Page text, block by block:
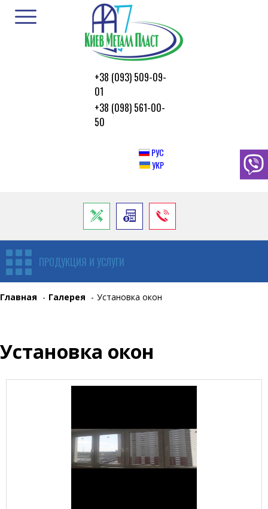
+38 (093) 509-09-
01
+38 (098) 561-00-
50
РУС
УКР
ПРОДУКЦИЯ И УСЛУГИ
Главная - Галерея - Установка окон
Установка окон